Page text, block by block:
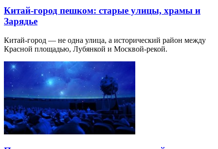
Китай-город пешком: старые улицы, храмы и
Зарядье
Китай-город — не одна улица, а исторический район между
Красной площадью, Лубянкой и Москвой-рекой.